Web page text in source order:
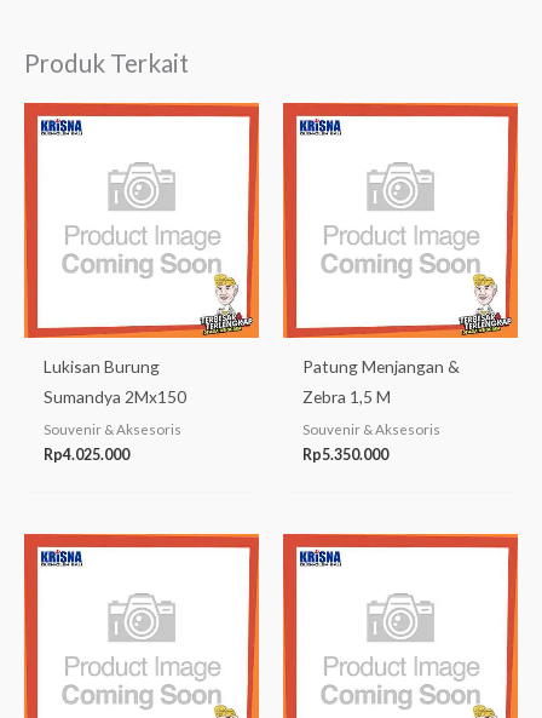
Produk Terkait
Lukisan Burung
Sumandya 2Mx150
Souvenir & Aksesoris
Rp4.025.000
Patung Menjangan &
Zebra 1,5 M
Souvenir & Aksesoris
Rp5.350.000